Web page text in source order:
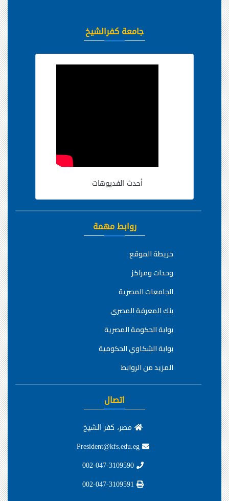
جامعة كفرالشيخ
أحدث الفديوهات
روابط مهمة
خريطة الموقع
وحدات ومراكز
الجامعات المصرية
بنك المعرفة المصري
بوابة الحكومة المصرية
بوابة الشكاوي الحكومية
المزيد من الروابط
اتصال
مصر، كفر الشيخ